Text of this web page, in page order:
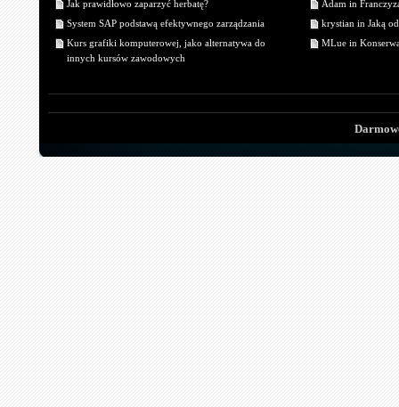
Jak prawidłowo zaparzyć herbatę?
System SAP podstawą efektywnego zarządzania
Kurs grafiki komputerowej, jako alternatywa do
innych kursów zawodowych
Adam in
krystian in Jaką
MLue in